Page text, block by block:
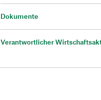
Dokumente
Verantwortlicher